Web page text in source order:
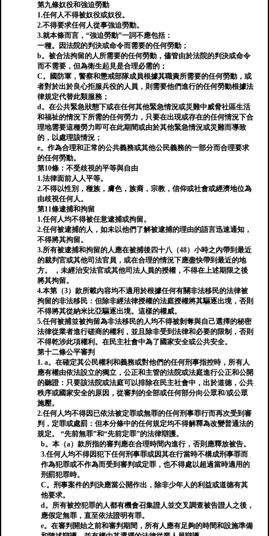
第九條奴役和強迫勞動
1.任何人不得被奴役或奴役。
2.不得要求任何人從事強迫勞動。
3.就本條而言，“強迫勞動”一詞不應包括：
一種。因法院的判決或命令而需要的任何勞動；
b。被合法拘留的人所需要的任何勞動，儘管由於法院的判決或命令
而不需要，但為衛生起見是合理必需的；
C。國防軍，警察和懲戒部隊成員根據其職責所需要的任何勞動，或
者對於出於良心拒服兵役的人員，則需要他們進行的任何勞動根據法
律規定代替此類服務；
d。在公共緊急狀態下或在任何其他緊急情況或災難中威脅社區生活
和福祉的情況下所需的任何勞力，只要在出現或存在的任何情況下合
理地需要這種勞力即可在此期間或由於其他緊急情況或災難而導致
的，以處理該情況；
e。作為合理和正常的公共義務或其他公民義務的一部分而合理要求
的任何勞動。
第10條：不受歧視的平等與自由
1.法律面前人人平等。
2.不得以性別，種族，膚色，族裔，宗教，信仰或社會或經濟地位為
由歧視任何人。
第11條逮捕和拘留
1.任何人均不得被任意逮捕或拘留。
2.任何被逮捕的人，如未以他們了解被逮捕的理由的語言迅速通知，
不得將其拘留。
3.所有被逮捕和拘留的人應在被捕後四十八（48）小時之內帶到最近
的裁判官或其他司法官員，或在合理的情況下應盡快帶到最近的地
方。 ，未經治安法官或其他司法人員的授權，不得在上述期限之後
將其拘留。
4.本第（3）款所載內容均不適用於根據任何有關非法移民的法律被
拘留的非法移民：但除非經法律授權的法庭授權將其驅逐出境，否則
不得將其從納米比亞驅逐出境。這樣的權威。
5.任何被捕並被拘留為非法移民的人均不得被剝奪與自己選擇的秘密
法律從業者進行磋商的權利，並且除非受到法律和必要的限制，否則
不得乾涉此項權利。在民主社會中為了國家安全或公共安全。
第十二條公平審判
1. a。在確定其公民權利和義務或對他們的任何刑事指控時，所有人
應有權由依法設立的獨立，公正和主管的法院或法庭進行公正和公開
的聽證：只要該法院或法庭可以排除在民主社會中，出於道德，公共
秩序或國家安全的原因，從審判的全部或任何部分向公眾和/或公眾
施壓。
2.任何人均不得因已依法被定罪或無罪的任何刑事罪行而再次受到審
判，定罪或處罰：但本分條中的任何規定均不得解釋為改變普通法的
規定。 “先前無罪”和“先前定罪”的法律辯護。
b。本（a）款所指的審判應在合理時間內進行，否則應釋放被告。
3.任何人均不得因犯下任何刑事罪或因其在行當時不構成刑事罪而
作為犯罪或不作為而受到審判或定罪，也不得處以超過當時適用的
刑罰犯罪時。
C。刑事案件的判決應當公開作出，除非少年人的利益或道德有其
他要求。
d。所有被控犯罪的人都有機會召集證人並交叉調查被告證人之後，
應假定無罪，直至依法證明有罪。
e。在審判開始之前和審判期間，所有人應有足夠的時間和設施準備